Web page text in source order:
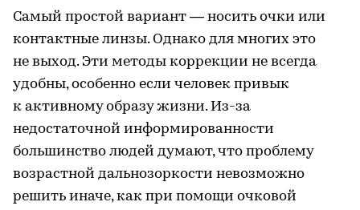
Самый простой вариант — носить очки или
контактные линзы. Однако для многих это
не выход. Эти методы коррекции не всегда
удобны, особенно если человек привык
к активному образу жизни. Из-за
недостаточной информированности
большинство людей думают, что проблему
возрастной дальнозоркости невозможно
решить иначе, как при помощи очковой